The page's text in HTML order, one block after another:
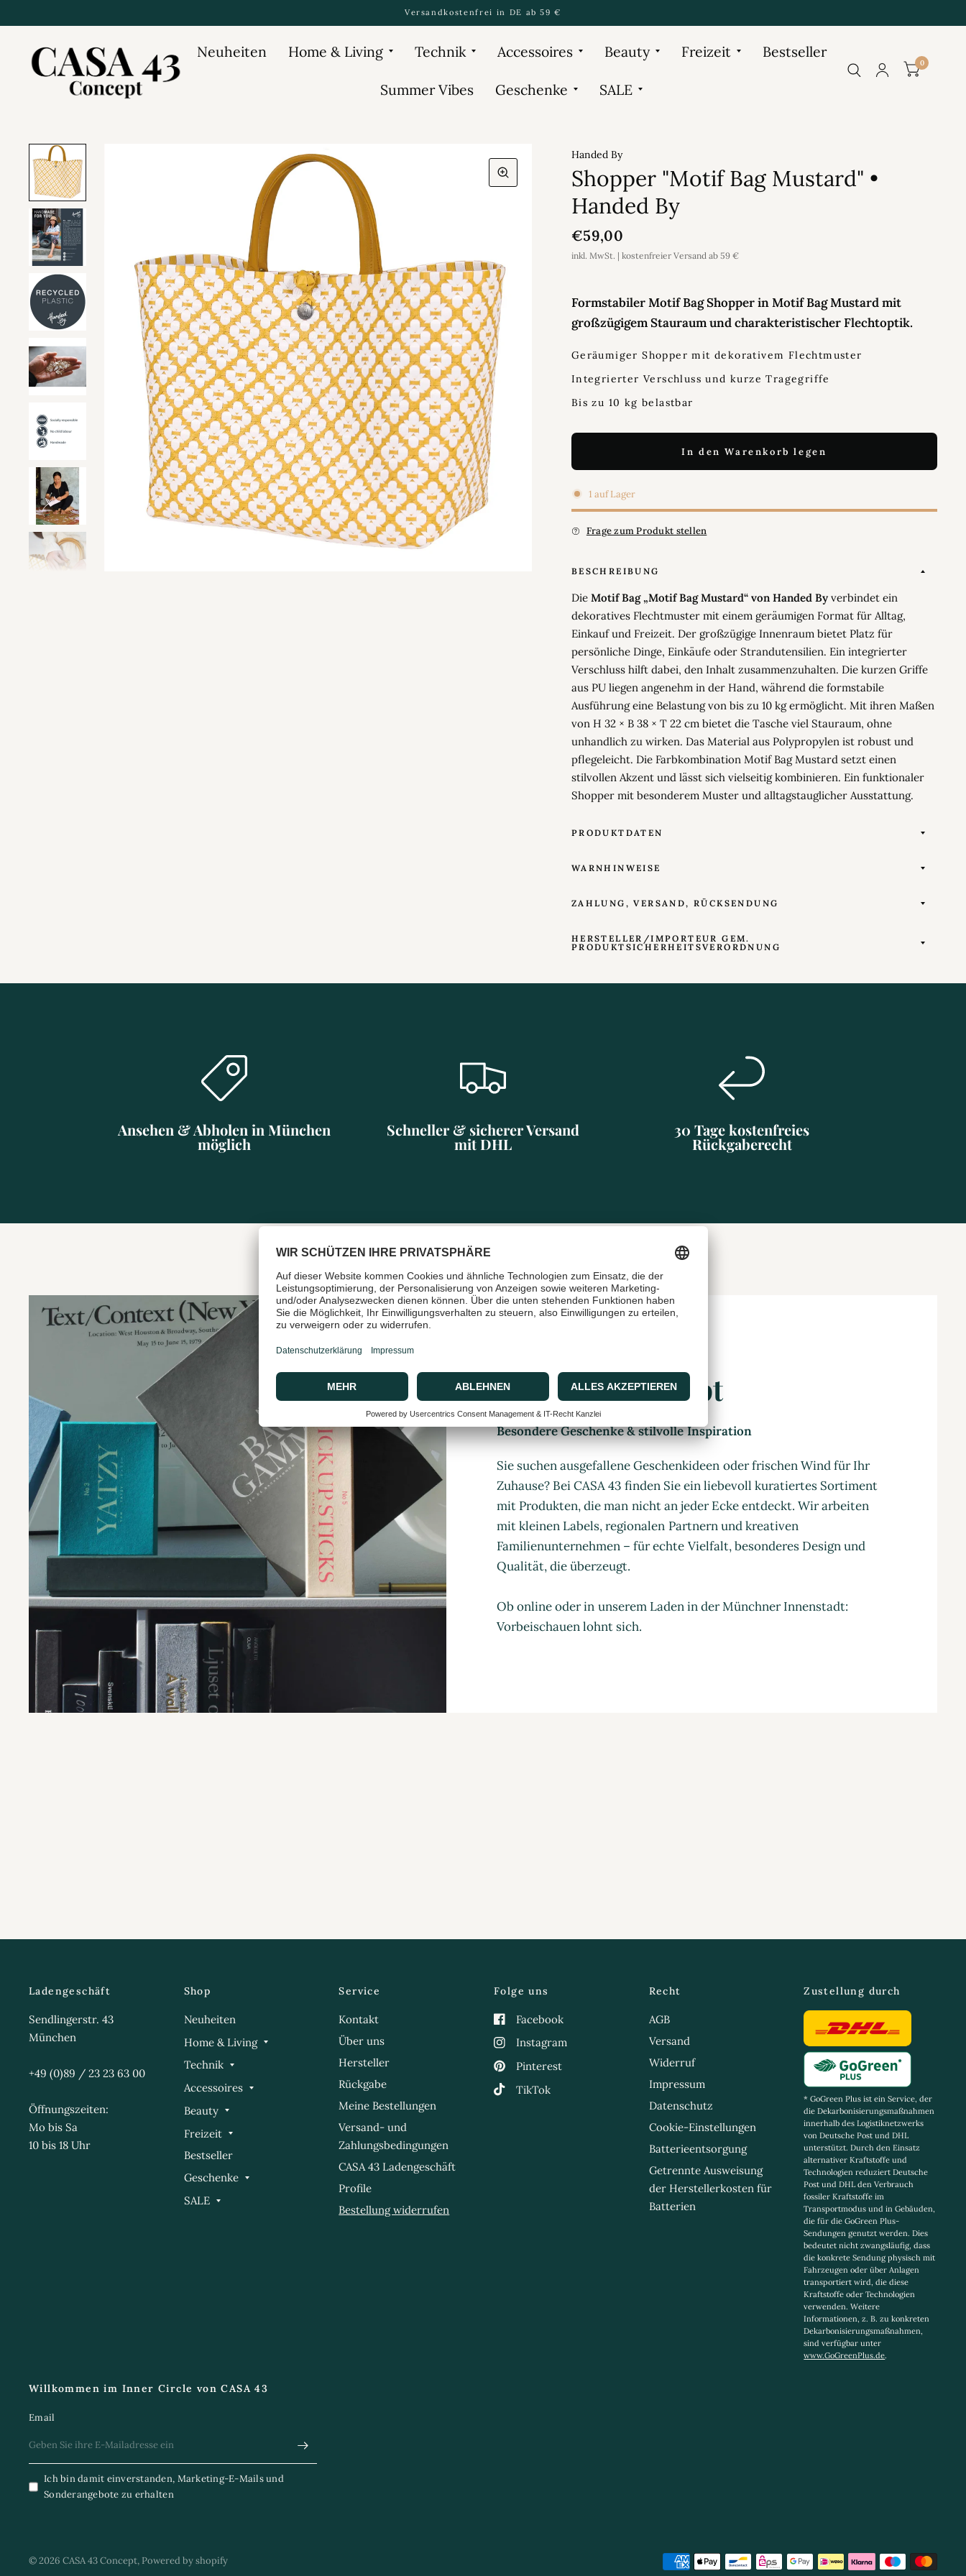
Versandkostenfrei in DE ab 59 €
Neuheiten Home & Living Technik Accessoires Beauty Freizeit Bestseller
Summer Vibes Geschenke SALE
0
Handed By
Shopper "Motif Bag Mustard" •
Handed By
€59,00
inkl. MwSt. | kostenfreier Versand ab 59 €
Formstabiler Motif Bag Shopper in Motif Bag Mustard mit
großzügigem Stauraum und charakteristischer Flechtoptik.
Geräumiger Shopper mit dekorativem Flechtmuster
Integrierter Verschluss und kurze Tragegriffe
Bis zu 10 kg belastbar
In den Warenkorb legen
1 auf Lager
Frage zum Produkt stellen
BESCHREIBUNG
Die Motif Bag „Motif Bag Mustard“ von Handed Byverbindet ein
dekoratives Flechtmuster mit einem geräumigen Format für Alltag,
Einkauf und Freizeit. Der großzügige Innenraum bietet Platz für
persönliche Dinge, Einkäufe oder Strandutensilien. Ein integrierter
Verschluss hilft dabei, den Inhalt zusammenzuhalten. Die kurzen Griffe
aus PU liegen angenehm in der Hand, während die formstabile
Ausführung eine Belastung von bis zu 10 kg ermöglicht. Mit ihren Maßen
von H 32 × B 38 × T 22 cm bietet die Tasche viel Stauraum, ohne
unhandlich zu wirken. Das Material aus Polypropylen ist robust und
pflegeleicht. Die Farbkombination Motif Bag Mustard setzt einen
stilvollen Akzent und lässt sich vielseitig kombinieren. Ein funktionaler
Shopper mit besonderem Muster und alltagstauglicher Ausstattung.
PRODUKTDATEN
WARNHINWEISE
ZAHLUNG, VERSAND, RÜCKSENDUNG
HERSTELLER/IMPORTEUR GEM.
PRODUKTSICHERHEITSVERORDNUNG
Ansehen & Abholen in München
möglich
Schneller & sicherer Versand
mit DHL
30 Tage kostenfreies
Rückgaberecht
CASA 43 Concept
Besondere Geschenke & stilvolle Inspiration
Sie suchen ausgefallene Geschenkideen oder frischen Wind für Ihr
Zuhause? Bei CASA 43 finden Sie ein liebevoll kuratiertes Sortiment
mit Produkten, die man nicht an jeder Ecke entdeckt. Wir arbeiten
mit kleinen Labels, regionalen Partnern und kreativen
Familienunternehmen – für echte Vielfalt, besonderes Design und
Qualität, die überzeugt.
Ob online oder in unserem Laden in der Münchner Innenstadt:
Vorbeischauen lohnt sich.
Ladengeschäft
Sendlingerstr. 43
München
+49 (0)89 / 23 23 63 00
Öffnungszeiten:
Mo bis Sa
10 bis 18 Uhr
Shop
Neuheiten
Home & Living
Technik
Accessoires
Beauty
Freizeit
Bestseller
Geschenke
SALE
Service
Kontakt
Über uns
Hersteller
Rückgabe
Meine Bestellungen
Versand- und
Zahlungsbedingungen
CASA 43 Ladengeschäft
Profile
Bestellung widerrufen
Folge uns
Facebook
Instagram
Pinterest
TikTok
Recht
AGB
Versand
Widerruf
Impressum
Datenschutz
Cookie-Einstellungen
Batterieentsorgung
Getrennte Ausweisung
der Herstellerkosten für
Batterien
Zustellung durch
* GoGreen Plus ist ein Service, der
die Dekarbonisierungsmaßnahmen
innerhalb des Logistiknetzwerks
von Deutsche Post und DHL
unterstützt. Durch den Einsatz
alternativer Kraftstoffe und
Technologien reduziert Deutsche
Post und DHL den Verbrauch
fossiler Kraftstoffe im
Transportmodus und in Gebäuden,
die für die GoGreen Plus-
Sendungen genutzt werden. Dies
bedeutet nicht zwangsläufig, dass
die konkrete Sendung physisch mit
Fahrzeugen oder über Anlagen
transportiert wird, die diese
Kraftstoffe oder Technologien
verwenden. Weitere
Informationen, z. B. zu konkreten
Dekarbonisierungsmaßnahmen,
sind verfügbar unter
www.GoGreenPlus.de.
Willkommen im Inner Circle von CASA 43
Email
Ich bin damit einverstanden, Marketing-E-Mails und
Sonderangebote zu erhalten
© 2026 CASA 43 Concept, Powered by shopify